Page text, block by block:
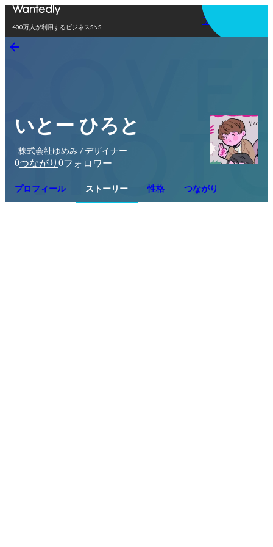
400万人が利用するビジネスSNS
アプリを使う
いとー ひろと
株式会社ゆめみ / デザイナー
0つながり 0フォロワー
プロフィール ストーリー 性格 つながり